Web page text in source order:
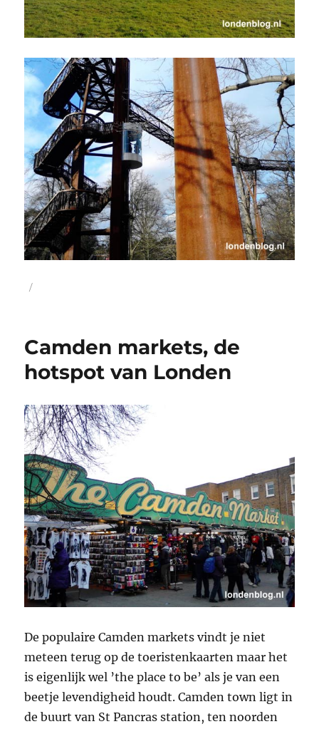
Geplaatst
Camden markets, de
hotspot van Londen
De populaire Camden markets vindt je niet
meteen terug op de toeristenkaarten maar het
is eigenlijk wel ’the place to be’ als je van een
beetje levendigheid houdt. Camden town ligt in
de buurt van St Pancras station, ten noorden